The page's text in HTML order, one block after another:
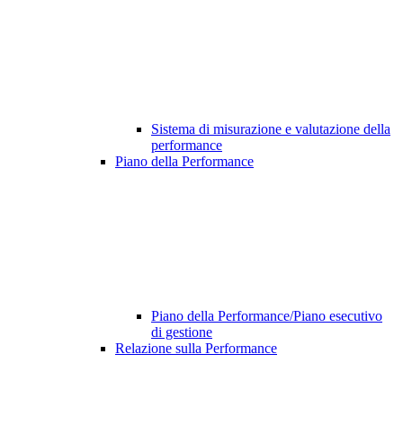
Sistema di misurazione e valutazione della
performance
Piano della Performance
Piano della Performance/Piano esecutivo
di gestione
Relazione sulla Performance